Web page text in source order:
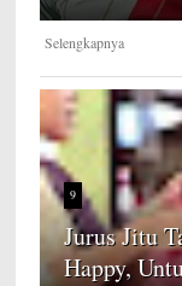
Selengkapnya
9
Jurus Jitu
Happy,